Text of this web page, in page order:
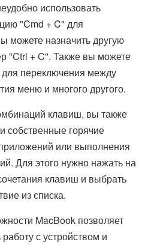
использовать
"Cmd + C" для
можете назначить другую
"Ctrl + C". Также вы можете
переключения между
меню и многого другого.
клавиш, вы также
собственные горячие
или выполнения
Для этого нужно нажать на
клавиш и выбрать
из списка.
MacBook позволяет
с устройством и